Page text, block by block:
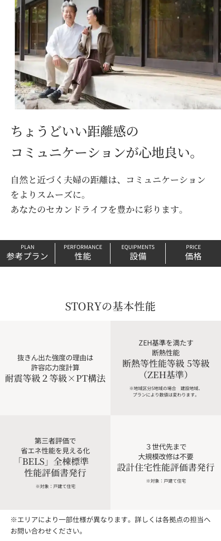
ちょうどいい距離感の
コミュニケーションが心地良い。
自然と近づく夫婦の距離は、コミュニケーション
をよりスムーズに。
あなたのセカンドライフを豊かに彩ります。
PLAN
参考プラン
PERFORMANCE
性能
EQUIPMENTS
設備
PRICE
価格
STORYの基本性能
抜きん出た強度の理由は
許容応力度計算
耐震等級２等級×PT構法
ZEH基準を満たす
断熱性能
断熱等性能等級 5等級
（ZEH基準）
※地域区分5地域の場合 建設地域、
プランにより数値は変わります。
第三者評価で
省エネ性能を見える化
「BELS」全棟標準
性能評価書発行
※対象：戸建て住宅
３世代先まで
大規模改修は不要
設計住宅性能評価書発行
※対象：戸建て住宅
※エリアにより一部仕様が異なります。詳しくは各拠点の担当へ
お問い合わせください。